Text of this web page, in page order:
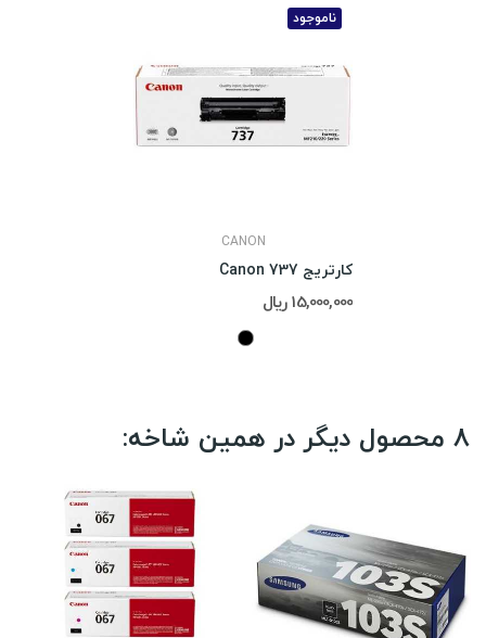
ناموجود
CANON
کارتریج Canon 737
15,000,000 ریال
8 محصول دیگر در همین شاخه: